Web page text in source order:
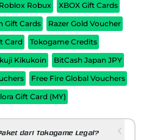
Roblox Robux
XBOX Gift Cards
Gift Cards
Razer Gold Voucher
Card
Tokogame Credits
Kikukoin
BitCash Japan JPY
Free Fire Global Vouchers
Gift Card (MY)
dari Tokogame Legal?